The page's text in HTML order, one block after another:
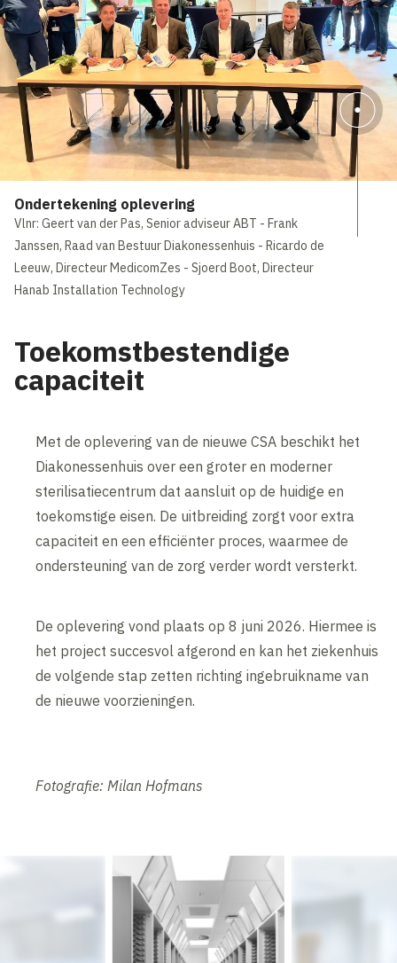
Ondertekening oplevering
Vlnr: Geert van der Pas, Senior adviseur ABT - Frank
Janssen, Raad van Bestuur Diakonessenhuis - Ricardo de
Leeuw, Directeur MedicomZes - Sjoerd Boot, Directeur
Hanab Installation Technology
Toekomstbestendige
capaciteit
Met de oplevering van de nieuwe CSA beschikt het
Diakonessenhuis over een groter en moderner
sterilisatiecentrum dat aansluit op de huidige en
toekomstige eisen. De uitbreiding zorgt voor extra
capaciteit en een efficiënter proces, waarmee de
ondersteuning van de zorg verder wordt versterkt.
De oplevering vond plaats op 8 juni 2026. Hiermee is
het project succesvol afgerond en kan het ziekenhuis
de volgende stap zetten richting ingebruikname van
de nieuwe voorzieningen.
Fotografie: Milan Hofmans